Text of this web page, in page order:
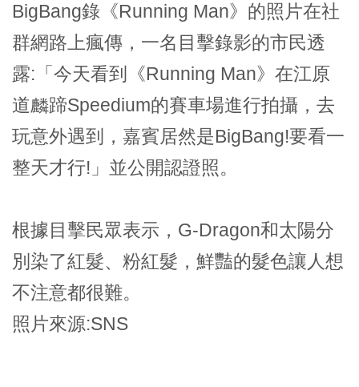
BigBang錄《Running Man》的照片在社
群網路上瘋傳，一名目擊錄影的市民透
露:「今天看到《Running Man》在江原
道麟蹄Speedium的賽車場進行拍攝，去
玩意外遇到，嘉賓居然是BigBang!要看一
整天才行!」並公開認證照。
根據目擊民眾表示，G-Dragon和太陽分
別染了紅髮、粉紅髮，鮮豔的髮色讓人想
不注意都很難。
照片來源:SNS